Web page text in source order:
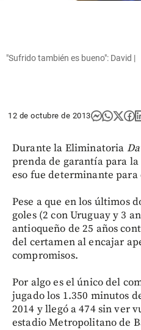
"Sufrido también es bueno": David |
12 de octubre de 2013
Durante la Eliminatoria
prenda de garantía para
eso fue determinante
Pese a que en los últimos
goles (2 con Uruguay y 3
antioqueño de 25 años
del certamen al encajar
compromisos.
Por algo es el único del
jugado los 1.350 minutos
2014 y llegó a 474 sin ver
estadio Metropolitano de